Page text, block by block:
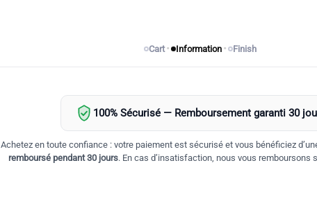
Cart • Information • Finish
100% Sécurisé — Remboursement garanti 30
Achetez en toute confiance : votre paiement est sécurisé et vous bénéficiez
remboursé pendant 30 jours. En cas d’insatisfaction, nous vous remboursons